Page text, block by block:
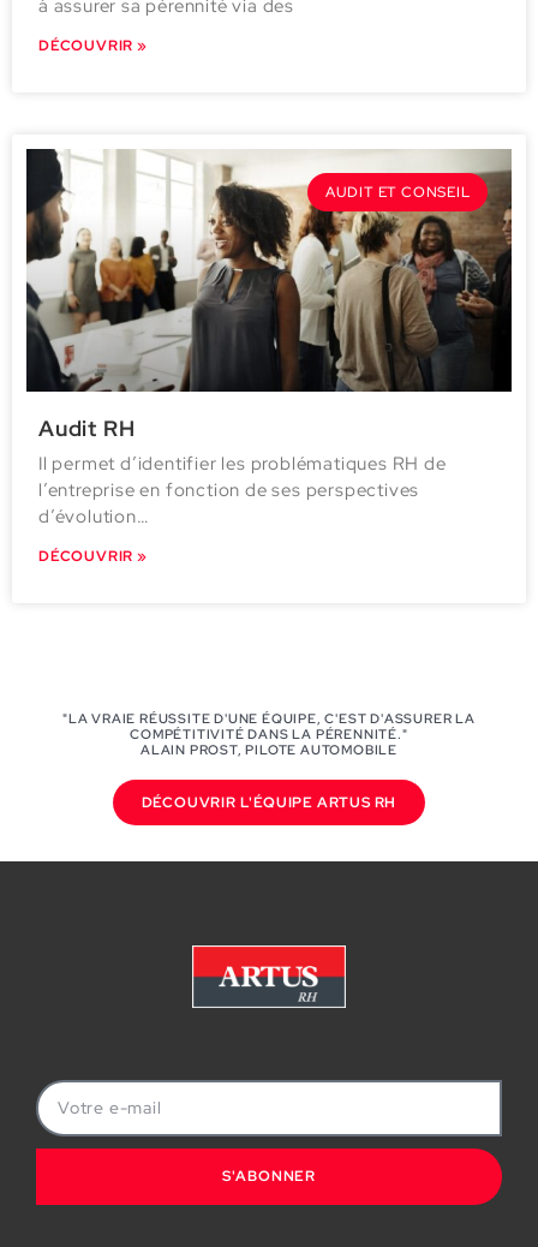
à assurer sa pérennité via des
DÉCOUVRIR »
AUDIT ET CONSEIL
Audit RH
Il permet d’identifier les problématiques RH de
l’entreprise en fonction de ses perspectives
d’évolution…
DÉCOUVRIR »
"LA VRAIE RÉUSSITE D'UNE ÉQUIPE, C'EST D'ASSURER LA
COMPÉTITIVITÉ DANS LA PÉRENNITÉ."
ALAIN PROST, PILOTE AUTOMOBILE
DÉCOUVRIR L'ÉQUIPE ARTUS RH
S'ABONNER